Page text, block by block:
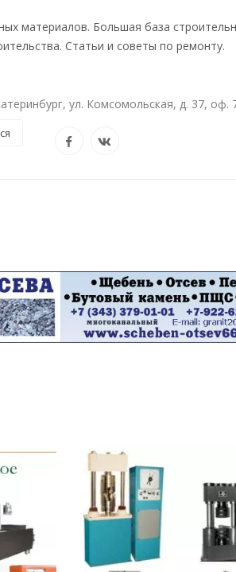
материалов. Большая база
Статьи и советы по ремонту.
ул. Комсомольская, д. 37, оф.